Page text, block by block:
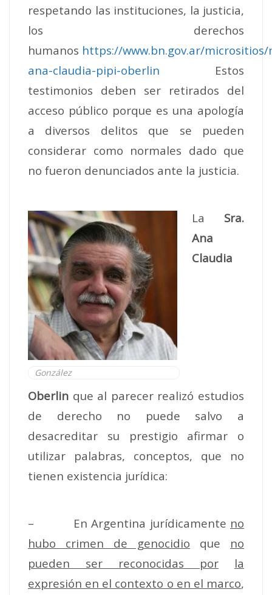
respetando las instituciones, la justicia,
los derechos
humanos https://www.bn.gov.ar/
ana-claudia-pipi-oberlin Estos
testimonios deben ser retirados del
acceso público porque es una apología
a diversos delitos que se pueden
considerar como normales dado que
no fueron denunciados ante la justicia.
González
La Sra.
Ana
Claudia
Oberlin que al parecer realizó estudios
de derecho no puede salvo a
desacreditar su prestigio afirmar o
utilizar palabras, conceptos, que no
tienen existencia jurídica:
– En Argentina jurídicamente no
hubo crimen de genocidio que no
pueden ser reconocidas por
la
expresión en el contexto o en el marco,